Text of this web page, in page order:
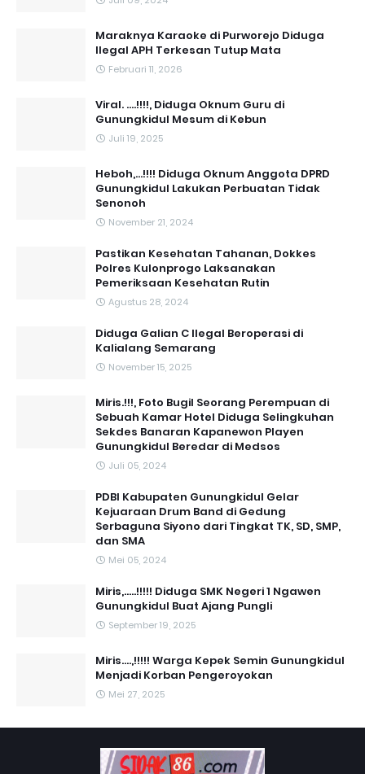
Maraknya Karaoke di Purworejo Diduga
Ilegal APH Terkesan Tutup Mata
Februari 11, 2026
Viral. ....!!!!, Diduga Oknum Guru di
Gunungkidul Mesum di Kebun
Juli 19, 2025
Heboh,...!!!! Diduga Oknum Anggota DPRD
Gunungkidul Lakukan Perbuatan Tidak
Senonoh
November 21, 2024
Pastikan Kesehatan Tahanan, Dokkes
Polres Kulonprogo Laksanakan
Pemeriksaan Kesehatan Rutin
Agustus 28, 2024
Diduga Galian C Ilegal Beroperasi di
Kalialang Semarang
November 15, 2025
Miris.!!!, Foto Bugil Seorang Perempuan di
Sebuah Kamar Hotel Diduga Selingkuhan
Sekdes Banaran Kapanewon Playen
Gunungkidul Beredar di Medsos
Juli 05, 2024
PDBI Kabupaten Gunungkidul Gelar
Kejuaraan Drum Band di Gedung
Serbaguna Siyono dari Tingkat TK, SD, SMP,
dan SMA
Mei 05, 2024
Miris,.....!!!!! Diduga SMK Negeri 1 Ngawen
Gunungkidul Buat Ajang Pungli
September 19, 2025
Miris....,!!!!! Warga Kepek Semin Gunungkidul
Menjadi Korban Pengeroyokan
Mei 27, 2025